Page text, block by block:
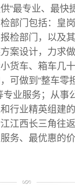
“最专业、最快
部门包括：皇
检部门，以及
案设计，力求
货车、箱车几
可做到“整车零
专业服务；从事
行业精英组建
江西长三角往
务、最优惠的